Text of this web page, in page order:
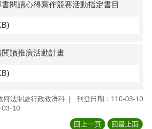
閱讀心得寫作競賽活動指定書目
讀推廣活動計畫
府法制處行政救濟科
刊登日期：110-03-10
03-10
回上一頁 回最上面